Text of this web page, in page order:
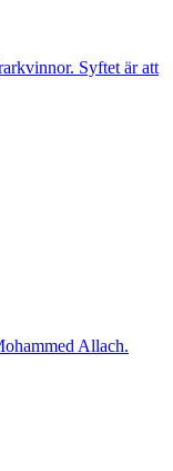
Syftet är att
Allach.